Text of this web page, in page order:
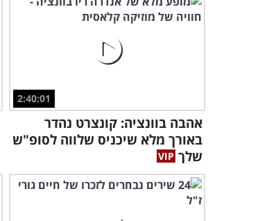
2:40:01
אהבה בוונציה: קונצרט נהדר
באורך מלא שיכניס שלווה לסופ"ש
שלך